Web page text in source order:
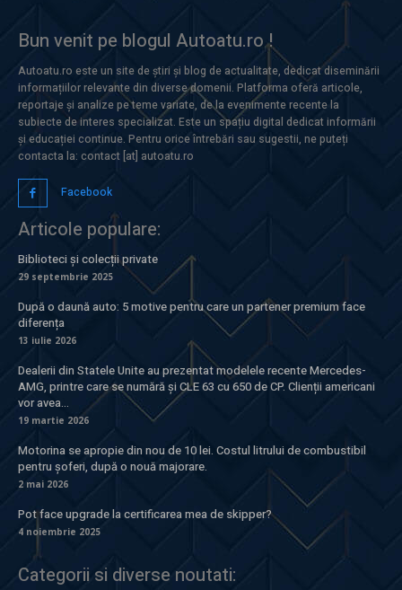
Bun venit pe blogul Autoatu.ro !
Autoatu.ro este un site de știri și blog de actualitate, dedicat diseminării
informațiilor relevante din diverse domenii. Platforma oferă articole,
reportaje și analize pe teme variate, de la evenimente recente la
subiecte de interes specializat. Este un spațiu digital dedicat informării
și educației continue. Pentru orice întrebări sau sugestii, ne puteți
contacta la: contact [at] autoatu.ro
Facebook
Articole populare:
Biblioteci și colecții private
29 septembrie 2025
După o daună auto: 5 motive pentru care un partener premium face
diferența
13 iulie 2026
Dealerii din Statele Unite au prezentat modelele recente Mercedes-
AMG, printre care se numără și CLE 63 cu 650 de CP. Clienții americani
vor avea...
19 martie 2026
Motorina se apropie din nou de 10 lei. Costul litrului de combustibil
pentru șoferi, după o nouă majorare.
2 mai 2026
Pot face upgrade la certificarea mea de skipper?
4 noiembrie 2025
Categorii si diverse noutati: